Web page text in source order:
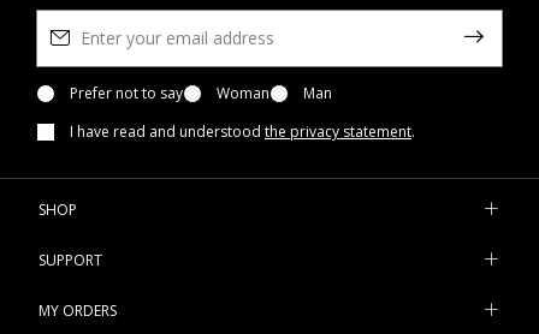
Prefer not to say Woman
Man
I have read and understood the privacy statement.
SHOP
SUPPORT
MY ORDERS